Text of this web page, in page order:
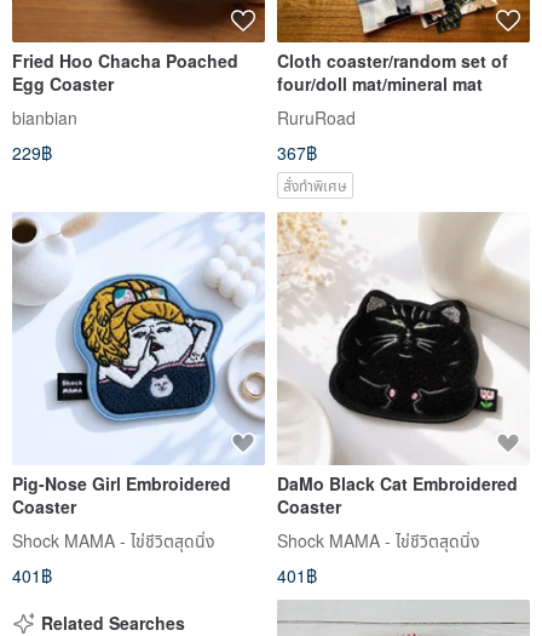
Fried Hoo Chacha Poached
Egg Coaster
bianbian
229฿
Cloth coaster/random set of
four/doll mat/mineral mat
RuruRoad
367฿
สั่งทำพิเศษ
Pig-Nose Girl Embroidered
Coaster
Shock MAMA - ไข่ชีวิตสุดนิ่ง
401฿
DaMo Black Cat Embroidered
Coaster
Shock MAMA - ไข่ชีวิตสุดนิ่ง
401฿
Related Searches